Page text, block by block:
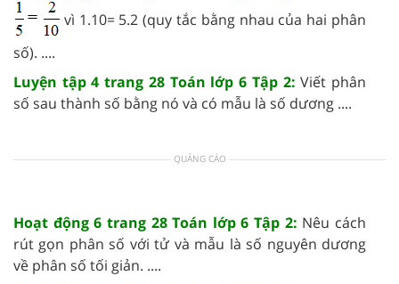
vì 1.10= 5.2 (quy tắc bằng nhau của hai phân
số). ....
Luyện tập 4 trang 28 Toán lớp 6 Tập 2: Viết phân
số sau thành số bằng nó và có mẫu là số dương ....
QUẢNG CÁO
Hoạt động 6 trang 28 Toán lớp 6 Tập 2: Nêu cách
rút gọn phân số với tử và mẫu là số nguyên dương
về phân số tối giản. ....